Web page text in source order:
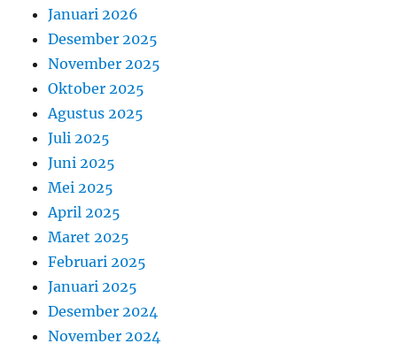
Januari 2026
Desember 2025
November 2025
Oktober 2025
Agustus 2025
Juli 2025
Juni 2025
Mei 2025
April 2025
Maret 2025
Februari 2025
Januari 2025
Desember 2024
November 2024